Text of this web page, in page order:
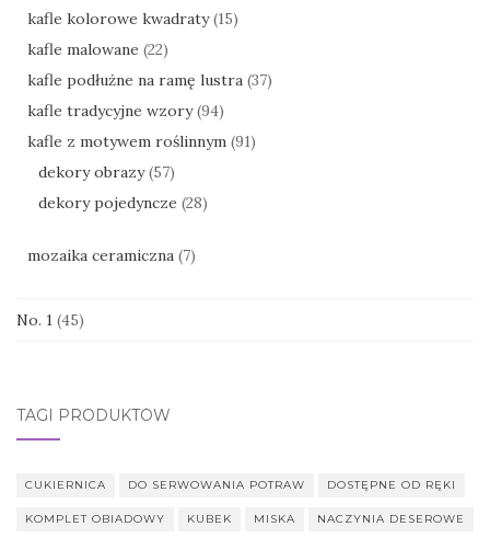
kafle kolorowe kwadraty (15)
kafle malowane (22)
kafle podłużne na ramę lustra (37)
kafle tradycyjne wzory (94)
kafle z motywem roślinnym (91)
dekory obrazy (57)
dekory pojedyncze (28)
mozaika ceramiczna (7)
No. 1 (45)
TAGI PRODUKTÓW
CUKIERNICA DO SERWOWANIA POTRAW DOSTĘPNE OD RĘKI
KOMPLET OBIADOWY KUBEK MISKA NACZYNIA DESEROWE